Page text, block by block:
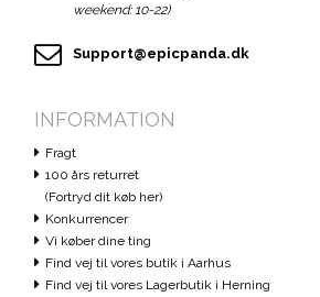
weekend: 10-22)
Support@epicpanda.dk
INFORMATION
Fragt
100 års returret
(Fortryd dit køb her)
Konkurrencer
Vi køber dine ting
Find vej til vores butik i Aarhus
Find vej til vores Lagerbutik i Herning